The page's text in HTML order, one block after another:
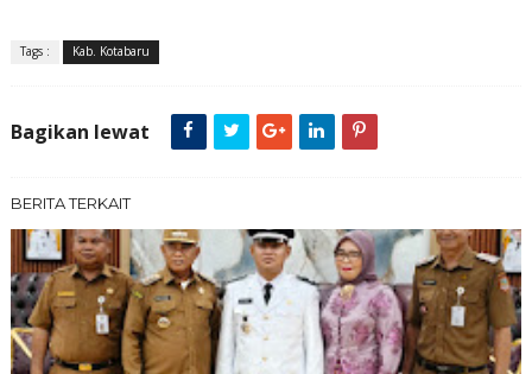
Tags : Kab. Kotabaru
Bagikan lewat
BERITA TERKAIT